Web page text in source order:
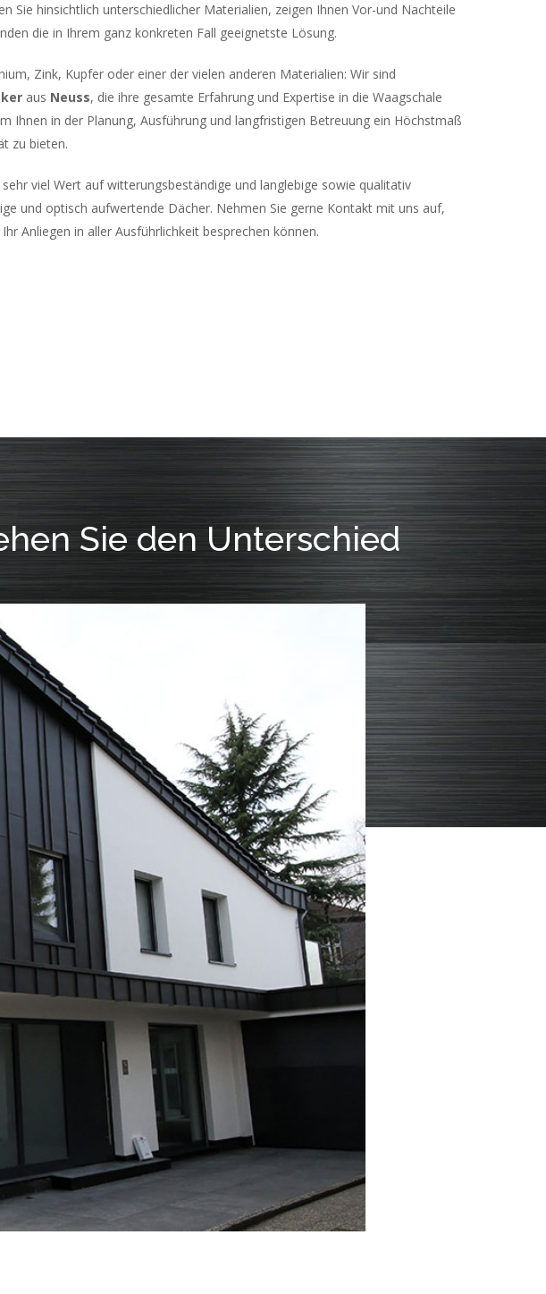
Sie hinsichtlich unterschiedlicher Materialien, zeigen Ihnen Vor-und Nachteile
die in Ihrem ganz konkreten Fall geeignetste Lösung.
Zink, Kupfer oder einer der vielen anderen Materialien: Wir sind
aus Neuss, die ihre gesamte Erfahrung und Expertise in die Waagschale
Ihnen in der Planung, Ausführung und langfristigen Betreuung ein Höchstmaß
zu bieten.
viel Wert auf witterungsbeständige und langlebige sowie qualitativ
und optisch aufwertende Dächer. Nehmen Sie gerne Kontakt mit uns auf,
Anliegen in aller Ausführlichkeit besprechen können.
Sie den Unterschied